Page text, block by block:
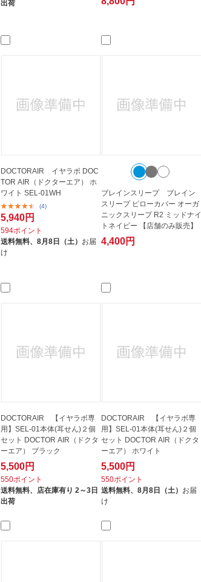
出荷
DOCTORAIR イヤラボ DOC
TOR AIR（ドクターエア） ホ
ワイト SEL-01WH
(4)
5,940円
594ポイント
送料無料、 8月8日（土） お届
け
ブレインスリープ ブレイン
スリープ ピローカバー オーガ
ニックスリープ R2 ミッドナイ
トネイビー 【店舗のみ販売】
4,400円
DOCTORAIR 【イヤラボ専
用】SEL-01本体(耳せん)２個
セット DOCTOR AIR（ドクタ
ーエア） ブラック
5,500円
550ポイント
送料無料、 店在庫有り 2～3日
出荷
DOCTORAIR 【イヤラボ専
用】SEL-01本体(耳せん)２個
セット DOCTOR AIR（ドクタ
ーエア） ホワイト
5,500円
550ポイント
送料無料、8月8日（土） お届
け